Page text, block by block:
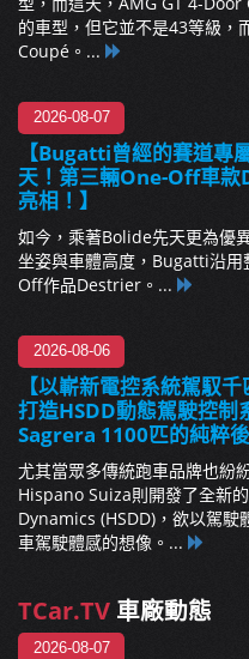
的車型，但它並不是43等級
Coupé。...
2026-08-07
【Bugatti曾經的賽道專
天！第三輛One-Off車
亮相！】
如今，乘著Bolide先天更為優
坐姿與車體高度，Bugatti沿
Off作品Destrier。...
2026-08-06
【以嶄新電控系統駕馭
打造HSDD動態駕駛控
Sagrera 1100匹的純粹後
尤其當眾多傳統跑車品牌也紛
Hispano Suiza則開發了全新
Dynamics (HSDD)，欲以駕駛
車駕駛體感的想像。...
TCar.TV 車廠動態
2026-08-07